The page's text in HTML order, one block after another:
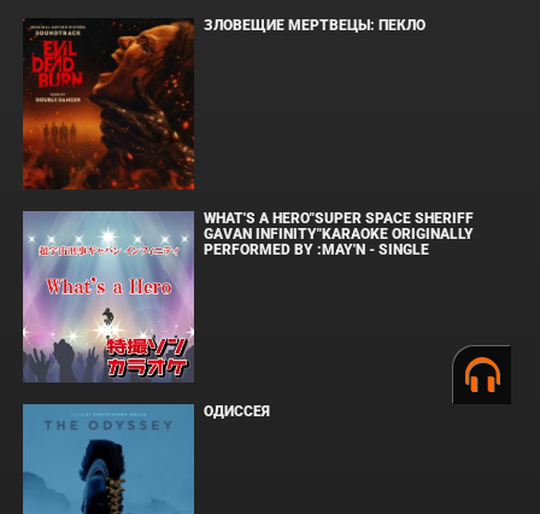
ЗЛОВЕЩИЕ МЕРТВЕЦЫ: ПЕКЛО
WHAT'S A HERO"SUPER SPACE SHERIFF
GAVAN INFINITY"KARAOKE ORIGINALLY
PERFORMED BY :MAY'N - SINGLE
ОДИССЕЯ